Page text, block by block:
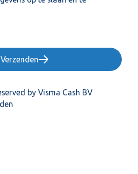
Verzenden
by Visma Cash BV